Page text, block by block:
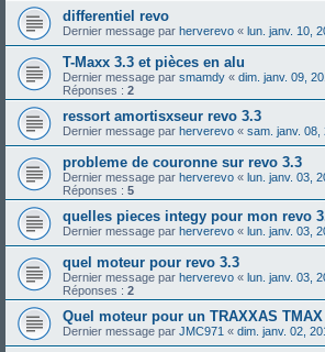
differentiel revo
Dernier message par herverevo « lun. janv. 10,
T-Maxx 3.3 et pièces en alu
Dernier message par smamdy « dim. janv. 09,
Réponses : 2
ressort amortisxseur revo 3.3
Dernier message par herverevo « sam. janv. 08,
probleme de couronne sur revo 3.3
Dernier message par herverevo « lun. janv. 03,
Réponses : 5
quelles pieces integy pour mon revo
Dernier message par herverevo « lun. janv. 03,
quel moteur pour revo 3.3
Dernier message par herverevo « lun. janv. 03,
Réponses : 2
Quel moteur pour un TRAXXAS TMAX
Dernier message par JMC971 « dim. janv. 02,